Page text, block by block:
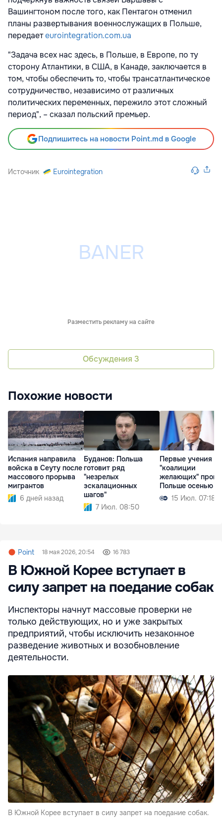
Вашингтоном после того, как Пентагон отменил
планы развертывания военнослужащих в Польше,
передаетeurointegration.com.ua
"Задача всех нас здесь, в Польше, в Европе, по ту
сторону Атлантики, в США, в Канаде, заключается в
том, чтобы обеспечить то, чтобы трансатлантическое
сотрудничество, независимо от различных
политических переменных, пережило этот сложный
период", – сказал польский премьер.
Подпишитесь на новости Point.md в Google
Источник Eurointegration
Разместить рекламу на сайте
Обсуждения 3
Похожие новости
Испания направила
войска в Сеуту после
массового прорыва
мигрантов
6 дней назад
Буданов: Польша
готовит ряд
"незрелых
эскалационных
шагов"
7 Июл. 08:50
Первые учения
"коалиции
желающих"
Польше осенью
15 Июл. 07:18
Point 18 мая 2026, 20:54 16 783
В Южной Корее вступает в
силу запрет на поедание собак
Инспекторы начнут массовые проверки не
только действующих, но и уже закрытых
предприятий, чтобы исключить незаконное
разведение животных и возобновление
деятельности.
В Южной Корее вступает в силу запрет на поедание собак.